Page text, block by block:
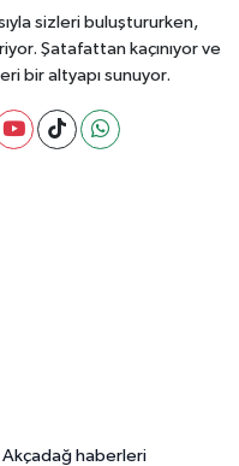
sizleri buluştururken,
Şatafattan kaçınıyor ve
bir altyapı sunuyor.
Akçadağ haberleri